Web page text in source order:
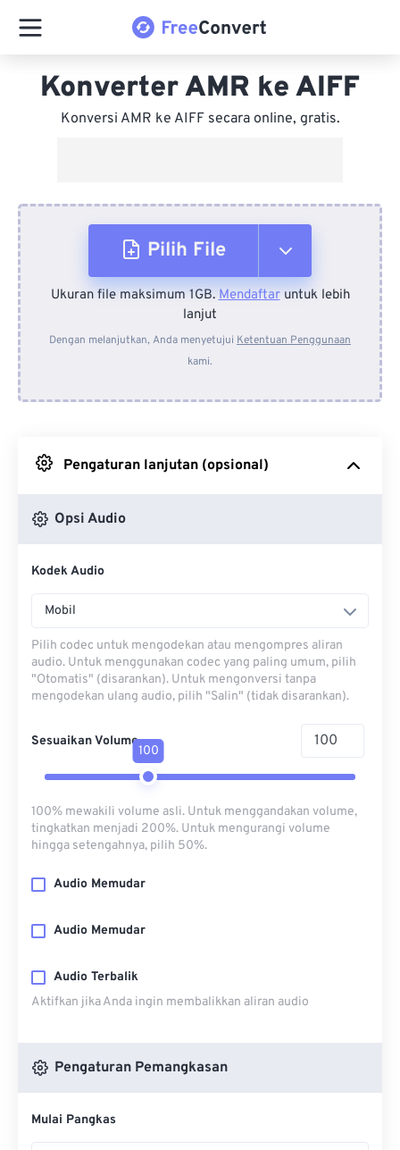
Konverter AMR ke AIFF
Konversi AMR ke AIFF secara online, gratis.
Pilih File
Dari Perangkat
Dari Dropbox
Ukuran file maksimum 1GB.Mendaftaruntuk lebih
lanjut
Dengan melanjutkan, Anda menyetujui Ketentuan Penggunaan
kami.
Pengaturan lanjutan (opsional)
Opsi Audio
Kodek Audio
Mobil
Pilih codec untuk mengodekan atau mengompres aliran
audio. Untuk menggunakan codec yang paling umum, pilih
"Otomatis" (disarankan). Untuk mengonversi tanpa
mengodekan ulang audio, pilih "Salin" (tidak disarankan).
Sesuaikan Volume
100
100% mewakili volume asli. Untuk menggandakan volume,
tingkatkan menjadi 200%. Untuk mengurangi volume
hingga setengahnya, pilih 50%.
Audio Memudar
Audio Memudar
Audio Terbalik
Aktifkan jika Anda ingin membalikkan aliran audio
Pengaturan Pemangkasan
Mulai Pangkas